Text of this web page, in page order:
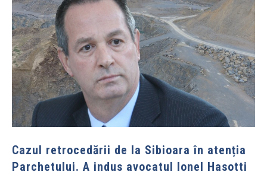
Cazul retrocedării de la Sibioara în atenția
Parchetului. A indus avocatul Ionel Hasotti